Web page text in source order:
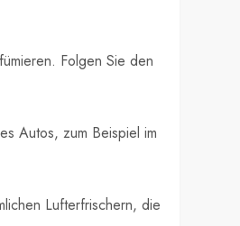
Folgen Sie den
Autos, zum Beispiel im
Lufterfrischern, die